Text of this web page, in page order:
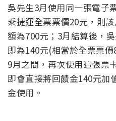
吳先生3月使用同一張電子
乘捷運全票票價20元，則
額為700元；3月結算後，
即為140元(相當於全票票
9月之間，再次使用這張票
即會直接將回饋金140元加
金使用。